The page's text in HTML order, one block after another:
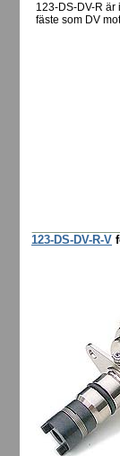
123-DS-DV-R
fäste som DV
123-DS-DV-R-V